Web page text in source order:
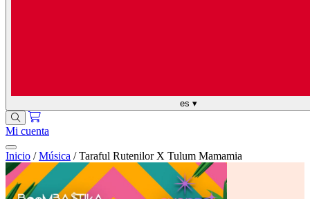
es ▾
Mi cuenta
Inicio / Música / Taraful Rutenilor X Tulum Mamamia